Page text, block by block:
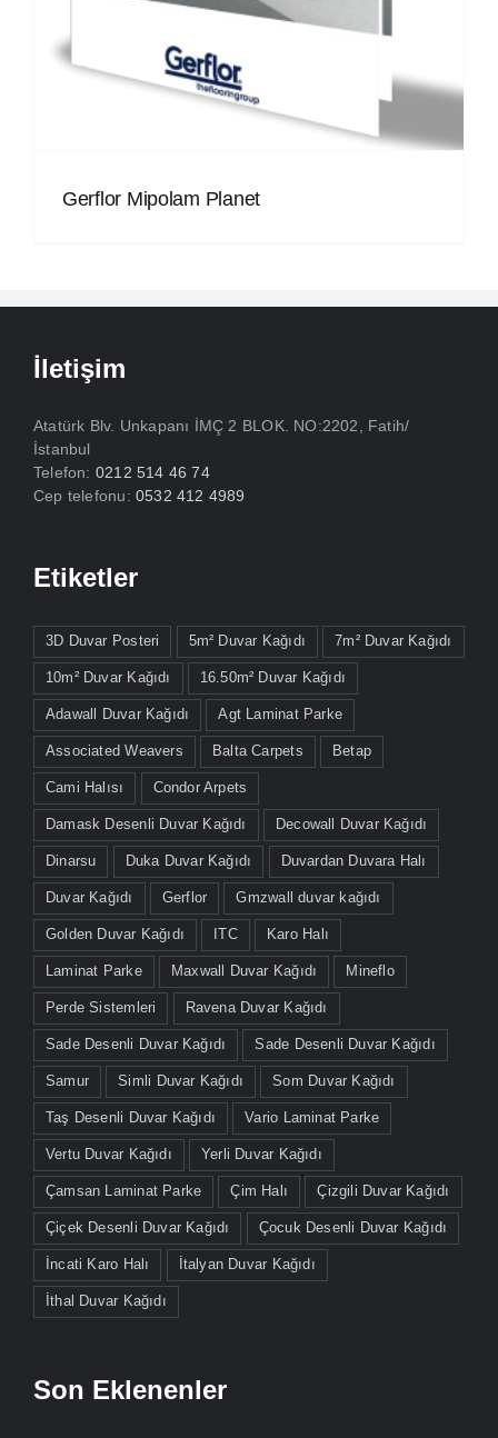
Gerflor Mipolam Planet
İletişim
Atatürk Blv. Unkapanı İMÇ 2 BLOK. NO:2202, Fatih/
İstanbul
Telefon: 0212 514 46 74
Cep telefonu: 0532 412 4989
Etiketler
3D Duvar Posteri 5m² Duvar Kağıdı 7m² Duvar Kağıdı
10m² Duvar Kağıdı 16.50m² Duvar Kağıdı
Adawall Duvar Kağıdı Agt Laminat Parke
Associated Weavers Balta Carpets Betap
Cami Halısı Condor Arpets
Damask Desenli Duvar Kağıdı Decowall Duvar Kağıdı
Dinarsu Duka Duvar Kağıdı Duvardan Duvara Halı
Duvar Kağıdı Gerflor Gmzwall duvar kağıdı
Golden Duvar Kağıdı ITC Karo Halı
Laminat Parke Maxwall Duvar Kağıdı Mineflo
Perde Sistemleri Ravena Duvar Kağıdı
Sade Desenli Duvar Kağıdı Sade Desenli Duvar Kağıdı
Samur Simli Duvar Kağıdı Som Duvar Kağıdı
Taş Desenli Duvar Kağıdı Vario Laminat Parke
Vertu Duvar Kağıdı Yerli Duvar Kağıdı
Çamsan Laminat Parke Çim Halı Çizgili Duvar Kağıdı
Çiçek Desenli Duvar Kağıdı Çocuk Desenli Duvar Kağıdı
İncati Karo Halı İtalyan Duvar Kağıdı
İthal Duvar Kağıdı
Son Eklenenler